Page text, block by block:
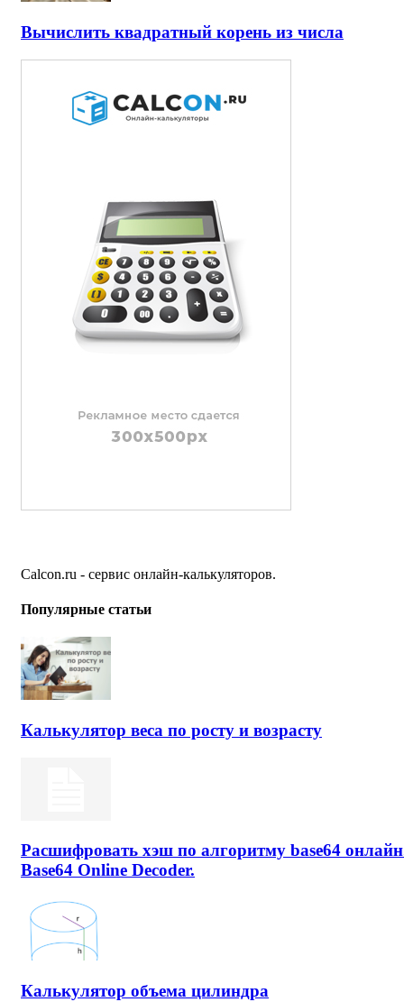
Вычислить квадратный корень из числа
Calcon.ru - сервис онлайн-калькуляторов.
Популярные статьи
Калькулятор веса по росту и возрасту
Расшифровать хэш по алгоритму base64
Base64 Online Decoder.
Калькулятор объема цилиндра